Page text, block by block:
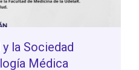
la Sociedad
Médica